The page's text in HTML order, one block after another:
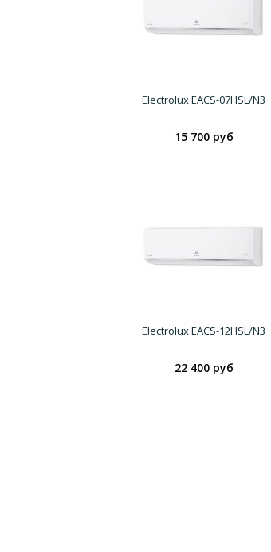
Electrolux EACS-07HSL/N3
15 700 руб
Electrolux EACS-12HSL/N3
22 400 руб